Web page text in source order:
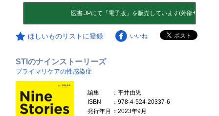
ほしいものリストに登録 いいね
STIのナインストーリーズ
プライマリケアの性感染症
編集
：平井由児
ISBN
：978-4-524-20337-6
発行年月
：2023年9月